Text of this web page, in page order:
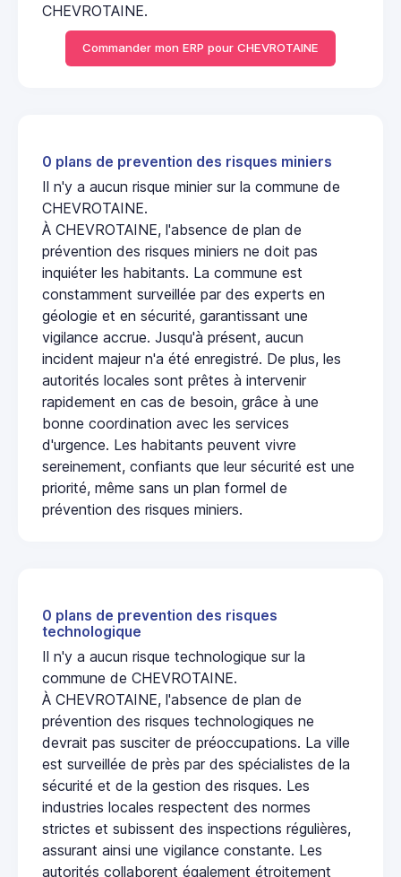
CHEVROTAINE.
Commander mon ERP pour CHEVROTAINE
0 plans de prevention des risques miniers
Il n'y a aucun risque minier sur la commune de
CHEVROTAINE.
À CHEVROTAINE, l'absence de plan de
prévention des risques miniers ne doit pas
inquiéter les habitants. La commune est
constamment surveillée par des experts en
géologie et en sécurité, garantissant une
vigilance accrue. Jusqu'à présent, aucun
incident majeur n'a été enregistré. De plus, les
autorités locales sont prêtes à intervenir
rapidement en cas de besoin, grâce à une
bonne coordination avec les services
d'urgence. Les habitants peuvent vivre
sereinement, confiants que leur sécurité est une
priorité, même sans un plan formel de
prévention des risques miniers.
0 plans de prevention des risques
technologique
Il n'y a aucun risque technologique sur la
commune de CHEVROTAINE.
À CHEVROTAINE, l'absence de plan de
prévention des risques technologiques ne
devrait pas susciter de préoccupations. La ville
est surveillée de près par des spécialistes de la
sécurité et de la gestion des risques. Les
industries locales respectent des normes
strictes et subissent des inspections régulières,
assurant ainsi une vigilance constante. Les
autorités collaborent également étroitement